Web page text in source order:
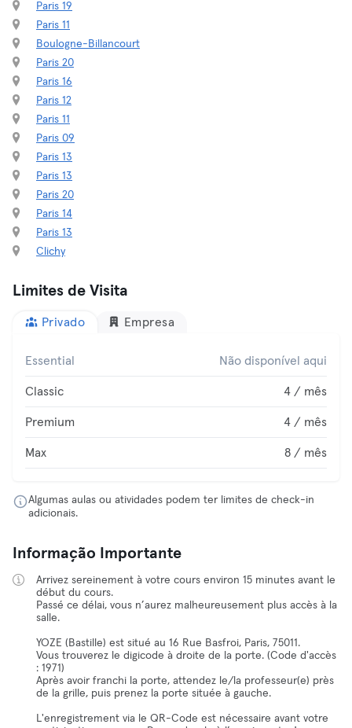
Paris 19
Paris 11
Boulogne-Billancourt
Paris 20
Paris 16
Paris 12
Paris 11
Paris 09
Paris 13
Paris 13
Paris 20
Paris 14
Paris 13
Clichy
Limites de Visita
Privado Empresa
Essential Não disponível aqui
Classic 4 / mês
Premium 4 / mês
Max 8 / mês
Algumas aulas ou atividades podem ter limites de check-in
adicionais.
Informação Importante
Arrivez sereinement à votre cours environ 15 minutes avant le
début du cours.
Passé ce délai, vous n’aurez malheureusement plus accès à la
salle.
YOZE (Bastille) est situé au 16 Rue Basfroi, Paris, 75011.
Vous trouverez le digicode à droite de la porte. (Code d'accès
: 1971)
Après avoir franchi la porte, attendez le/la professeur(e) près
de la grille, puis prenez la porte située à gauche.
L'enregistrement via le QR-Code est nécessaire avant votre